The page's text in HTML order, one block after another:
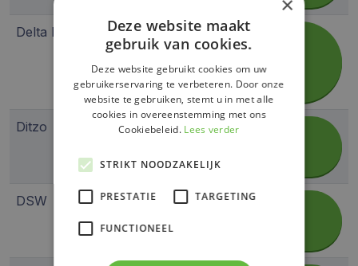
Delta Lloyd
Mijn Delta
Lloyd
Inloggen
Lloyd
Ditzo Mijn Ditzo
Inloggen
DSW MijnDSW
Deze website maakt
gebruik van cookies.
Deze website gebruikt cookies om uw
gebruikerservaring te verbeteren. Door onze
website te gebruiken, stemt u in met alle
cookies in overeenstemming met ons
Cookiebeleid. Lees verder
STRIKT NOODZAKELIJK
PRESTATIE TARGETING
FUNCTIONEEL